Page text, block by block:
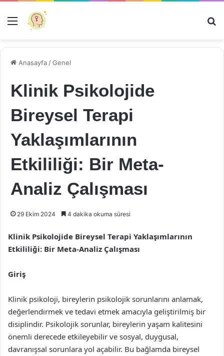
Menü
Anasayfa /Genel
Klinik Psikolojide
Bireysel Terapi
Yaklaşımlarının
Etkililiği: Bir Meta-
Analiz Çalışması
29 Ekim 2024 4 dakika okuma süresi
Klinik Psikolojide Bireysel Terapi Yaklaşımlarının
Etkililiği: Bir Meta-Analiz Çalışması
Giriş
Klinik psikoloji, bireylerin psikolojik sorunlarını anlamak,
değerlendirmek ve tedavi etmek amacıyla geliştirilmiş bir
disiplindir. Psikolojik sorunlar, bireylerin yaşam kalitesini
önemli derecede etkileyebilir ve sosyal, duygusal,
davranışsal sorunlara yol açabilir. Bu bağlamda bireysel